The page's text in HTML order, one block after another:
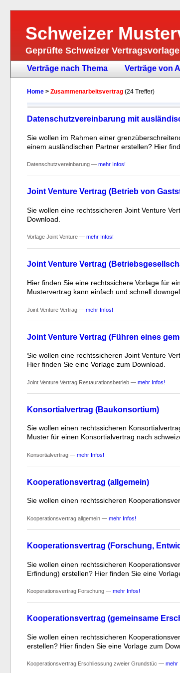
Schweizer
Geprüfte Schweizer
Verträge nach Thema Verträge von
Home > Zusammenarbeitsvertrag (24 Treffer)
Datenschutzvereinbarung mit
Sie wollen im Rahmen einer
einem ausländischen Partner erstellen? Hier
Datenschutzvereinbarung — mehr Infos!
Joint Venture Vertrag (Betrieb von
Sie wollen eine rechtssicheren Joint Venture
Download.
Vorlage Joint Venture — mehr Infos!
Joint Venture Vertrag
Hier finden Sie eine rechtssichere Vorlage für
Mustervertrag kann einfach und schnell
Joint Venture Vertrag — mehr Infos!
Joint Venture Vertrag (Führen eines
Sie wollen eine rechtssicheren Joint Venture
Hier finden Sie eine Vorlage zum Download.
Joint Venture Vertrag Restaurationsbetrieb — mehr Infos!
Konsortialvertrag (Baukonsortium)
Sie wollen einen rechtssicheren
Muster für einen Konsortialvertrag nach
Konsortialvertrag — mehr Infos!
Kooperationsvertrag (allgemein)
Sie wollen einen rechtssicheren
Kooperationsvertrag allgemein — mehr Infos!
Kooperationsvertrag (Forschung,
Sie wollen einen rechtssicheren
Erfindung) erstellen? Hier finden Sie eine
Kooperationsvertrag Forschung — mehr Infos!
Kooperationsvertrag (gemeinsame
Sie wollen einen rechtssicheren
erstellen? Hier finden Sie eine Vorlage zum
Kooperationsvertrag Erschliessung zweier Grundstüc — mehr